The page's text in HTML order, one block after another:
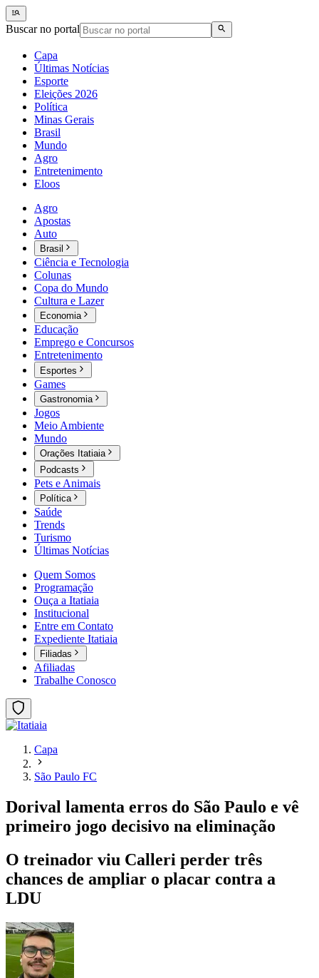
Buscar no portal
Capa
Últimas Notícias
Esporte
Eleições 2026
Política
Minas Gerais
Brasil
Mundo
Agro
Entretenimento
Eloos
Agro
Apostas
Auto
Brasil
Ciência e Tecnologia
Colunas
Copa do Mundo
Cultura e Lazer
Economia
Educação
Emprego e Concursos
Entretenimento
Esportes
Games
Gastronomia
Jogos
Meio Ambiente
Mundo
Orações Itatiaia
Podcasts
Pets e Animais
Política
Saúde
Trends
Turismo
Últimas Notícias
Quem Somos
Programação
Ouça a Itatiaia
Institucional
Entre em Contato
Expediente Itatiaia
Filiadas
Afiliadas
Trabalhe Conosco
Capa
São Paulo FC
Dorival lamenta erros do São Paulo e vê
primeiro jogo decisivo na eliminação
O treinador viu Calleri perder três
chances de ampliar o placar contra a
LDU